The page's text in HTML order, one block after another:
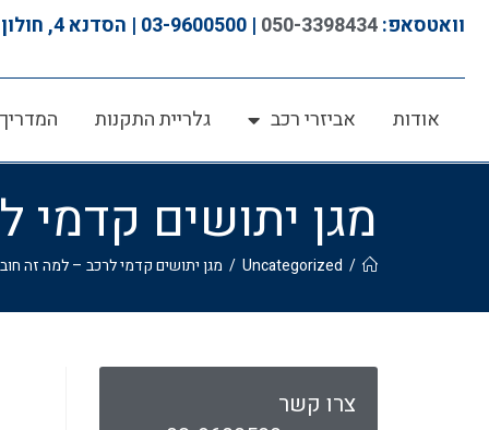
לתוכןוואטסאפ:050-3398434 | 03-9600500 | הסדנא 4, חולון
אודות אביזרי רכב גלריית התקנות
מגן יתושים
/
Uncategorized
/ מגן יתושים קדמי לרכב – למה זה
צרו קשר